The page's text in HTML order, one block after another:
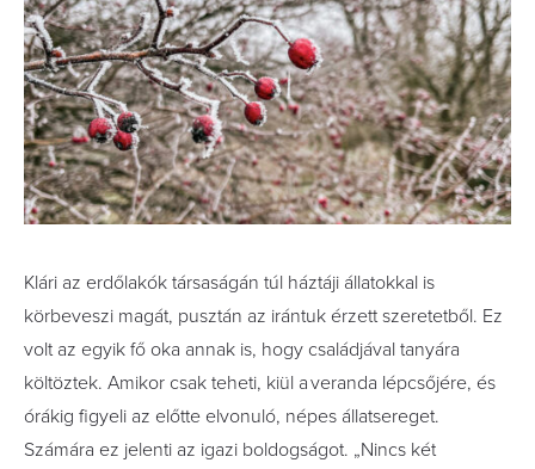
Klári az erdőlakók társaságán túl háztáji állatokkal is
körbeveszi magát, pusztán az irántuk érzett szeretetből. Ez
volt az egyik fő oka annak is, hogy családjával tanyára
költöztek. Amikor csak teheti, kiül a veranda lépcsőjére, és
órákig figyeli az előtte elvonuló, népes állatsereget.
Számára ez jelenti az igazi boldogságot. „Nincs két